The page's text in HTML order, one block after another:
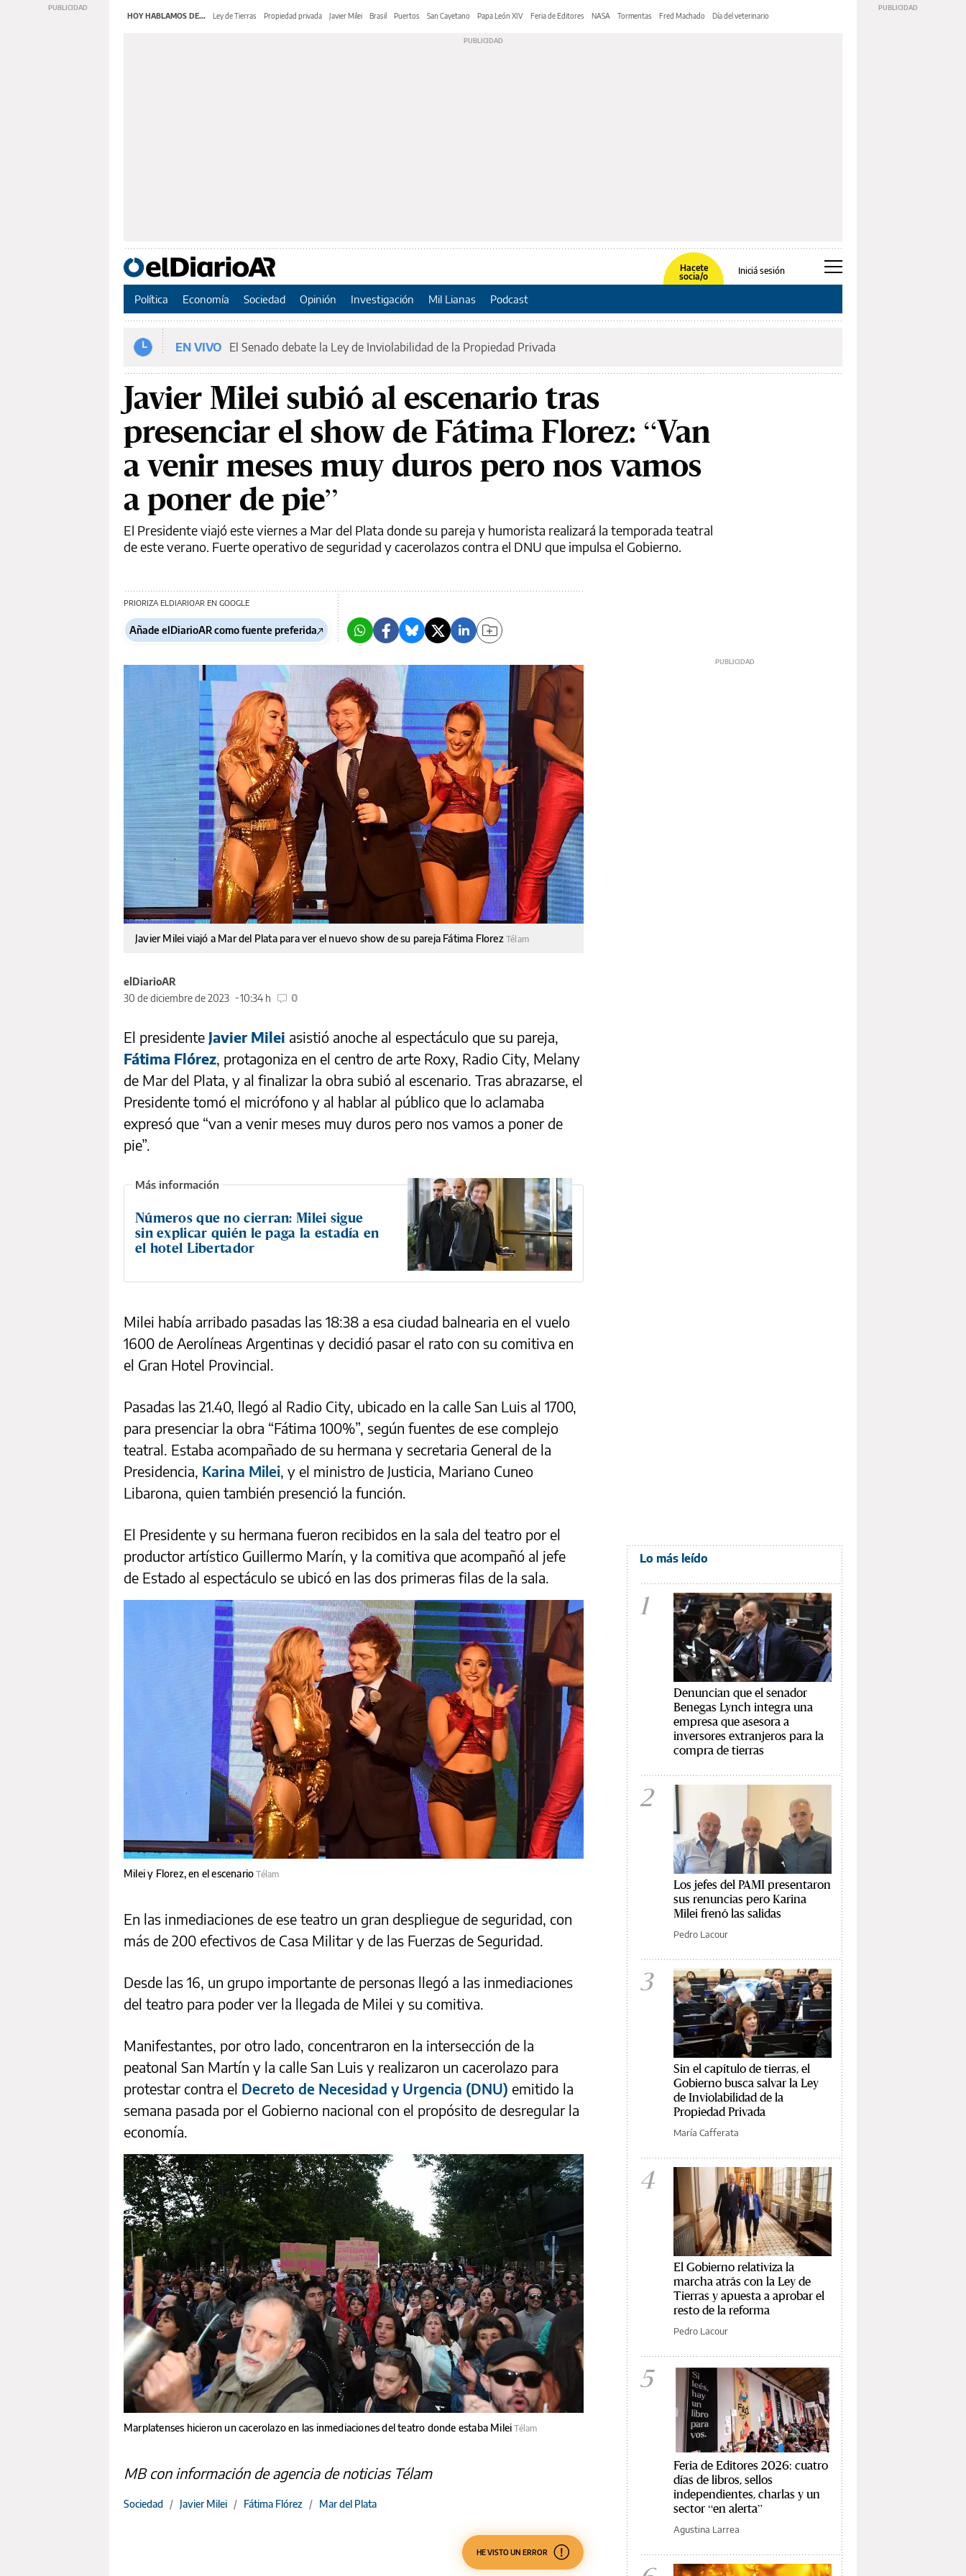
HOY HABLAMOS DE... Ley de Tierras Propiedad privada Javier Milei Brasil Puertos San Cayetano Papa León XIV Feria de Editores NASA Tormentas Fred Machado Día del veterinario
Hacete
socia/o
Iniciá sesión
Política Economía Sociedad Opinión Investigación Mil Lianas Podcast
EN VIVO El Senado debate la Ley de Inviolabilidad de la Propiedad Privada
Javier Milei subió al escenario tras
presenciar el show de Fátima Florez: “Van
a venir meses muy duros pero nos vamos
a poner de pie”
El Presidente viajó este viernes a Mar del Plata donde su pareja y humorista realizará la temporada teatral
de este verano. Fuerte operativo de seguridad y cacerolazos contra el DNU que impulsa el Gobierno.
PRIORIZA ELDIARIOAR EN GOOGLE
Añade elDiarioAR como fuente preferida
Javier Milei viajó a Mar del Plata para ver el nuevo show de su pareja Fátima Florez Télam
elDiarioAR
30 de diciembre de 2023
10:34 h 0
El presidente Javier Milei asistió anoche al espectáculo que su pareja,
Fátima Flórez, protagoniza en el centro de arte Roxy, Radio City, Melany
de Mar del Plata, y al finalizar la obra subió al escenario. Tras abrazarse, el
Presidente tomó el micrófono y al hablar al público que lo aclamaba
expresó que “van a venir meses muy duros pero nos vamos a poner de
pie”.
Números que no cierran: Milei sigue
sin explicar quién le paga la estadía en
el hotel Libertador
Milei había arribado pasadas las 18:38 a esa ciudad balnearia en el vuelo
1600 de Aerolíneas Argentinas y decidió pasar el rato con su comitiva en
el Gran Hotel Provincial.
Pasadas las 21.40, llegó al Radio City, ubicado en la calle San Luis al 1700,
para presenciar la obra “Fátima 100%”, según fuentes de ese complejo
teatral. Estaba acompañado de su hermana y secretaria General de la
Presidencia, Karina Milei, y el ministro de Justicia, Mariano Cuneo
Libarona, quien también presenció la función.
El Presidente y su hermana fueron recibidos en la sala del teatro por el
productor artístico Guillermo Marín, y la comitiva que acompañó al jefe
de Estado al espectáculo se ubicó en las dos primeras filas de la sala.
Milei y Florez, en el escenarioTélam
En las inmediaciones de ese teatro un gran despliegue de seguridad, con
más de 200 efectivos de Casa Militar y de las Fuerzas de Seguridad.
Desde las 16, un grupo importante de personas llegó a las inmediaciones
del teatro para poder ver la llegada de Milei y su comitiva.
Manifestantes, por otro lado, concentraron en la intersección de la
peatonal San Martín y la calle San Luis y realizaron un cacerolazo para
protestar contra el Decreto de Necesidad y Urgencia (DNU) emitido la
semana pasada por el Gobierno nacional con el propósito de desregular la
economía.
Marplatenses hicieron un cacerolazo en las inmediaciones del teatro donde estaba MileiTélam
MB con información de agencia de noticias Télam
Sociedad / Javier Milei / Fátima Flórez / Mar del Plata
HE VISTO UN ERROR
Lo más leído
1
Denuncian que el senador
Benegas Lynch integra una
empresa que asesora a
inversores extranjeros para la
compra de tierras
2
Los jefes del PAMI presentaron
sus renuncias pero Karina
Milei frenó las salidas
Pedro Lacour
3
Sin el capítulo de tierras, el
Gobierno busca salvar la Ley
de Inviolabilidad de la
Propiedad Privada
María Cafferata
4
El Gobierno relativiza la
marcha atrás con la Ley de
Tierras y apuesta a aprobar el
resto de la reforma
Pedro Lacour
5
Feria de Editores 2026: cuatro
días de libros, sellos
independientes, charlas y un
sector “en alerta”
Agustina Larrea